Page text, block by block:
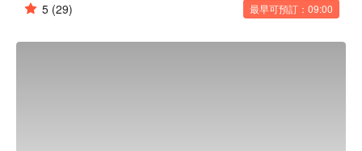
5 (29) 最早可預訂：09:00